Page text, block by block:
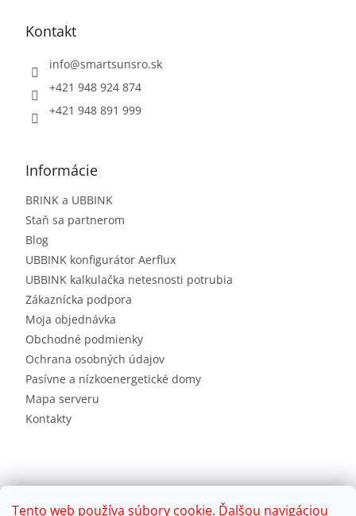
Tento web používa súbory cookie. Ďalšou navigáciou
Kontakt
info@smartsunsro.sk
+421 948 924 874
+421 948 891 999
Informácie
BRINK a UBBINK
Staň sa partnerom
Blog
UBBINK konfigurátor Aerflux
UBBINK kalkulačka netesnosti potrubia
Zákaznícka podpora
Moja objednávka
Obchodné podmienky
Ochrana osobných údajov
Pasívne a nízkoenergetické domy
Mapa serveru
Kontakty